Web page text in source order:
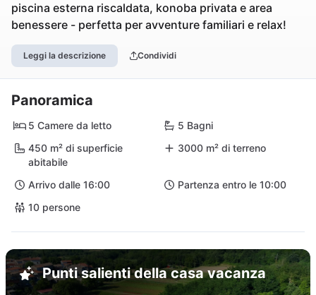
piscina esterna riscaldata, konoba privata e area
benessere - perfetta per avventure familiari e relax!
Leggi la descrizione Condividi
Panoramica
5 Camere da letto
5 Bagni
450 m² di superficie
abitabile
3000 m² di terreno
Arrivo dalle 16:00
Partenza entro le 10:00
10 persone
Punti salienti della casa vacanza